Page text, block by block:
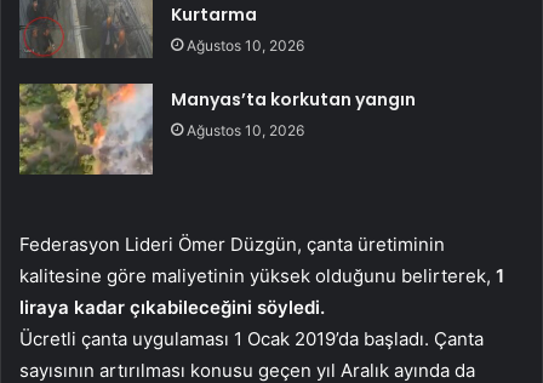
Kurtarma
Ağustos 10, 2026
Manyas’ta korkutan yangın
Ağustos 10, 2026
Federasyon Lideri Ömer Düzgün, çanta üretiminin
kalitesine göre maliyetinin yüksek olduğunu belirterek, 1
liraya kadar çıkabileceğini söyledi.
Ücretli çanta uygulaması 1 Ocak 2019’da başladı. Çanta
sayısının artırılması konusu geçen yıl Aralık ayında da